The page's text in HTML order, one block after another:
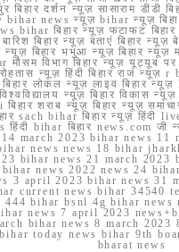
दर्शन न्यूज़ सासाराम डीडी
bihar news न्यूज़ bihar न्यूज़
bihar बिहार न्यूज़ फटाफट
बिहार न्यूज़ बताएं बिहार
न्यूज़ बिहार भभुआ न्यूज़ बिहार
विभाग बिहार न्यूज़ यूट्यूब
रोहतास न्यूज़ हिंदी बिहार
लोकल न्यूज़ लाइव बिहार
न्यूज़ बिहार विकास
शराब न्यूज़ बिहार न्यूज़ समाचार
bihar बिहार न्यूज़ हिंदी live
हिंदी bihar बिहार
march 2023 bihar news
news news 18 bihar
bihar news 21 march
news 2022 news 24
3 april 2023 bihar news
news bihar 34540
bihar bsnl 4g bihar
news 7 april 2023
bihar news 8 march
today news bihar 9th
bharat news